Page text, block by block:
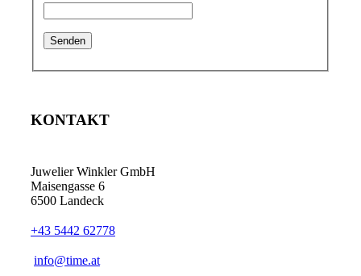
KONTAKT
Juwelier Winkler GmbH
Maisengasse 6
6500 Landeck
+43 5442 62778
info@time.at